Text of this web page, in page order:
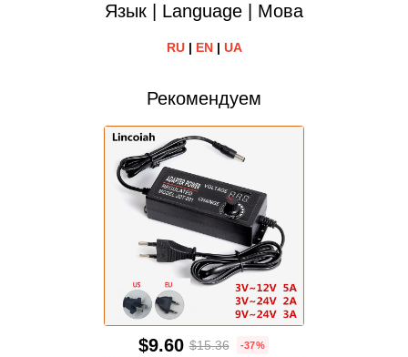
Язык | Language | Мова
RU| EN| UA
Рекомендуем
$9.60 $15.36 -37%